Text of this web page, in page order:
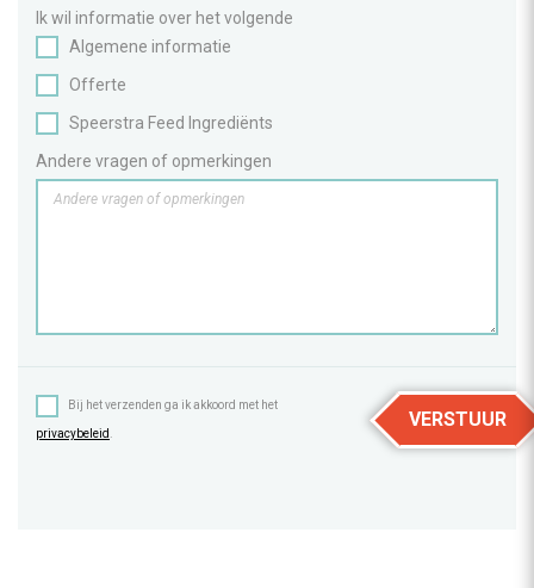
Ik wil informatie over het volgende
Algemene informatie
Offerte
Speerstra Feed Ingrediënts
Andere vragen of opmerkingen
Bij het verzenden ga ik akkoord met het
privacybeleid
VERSTUUR